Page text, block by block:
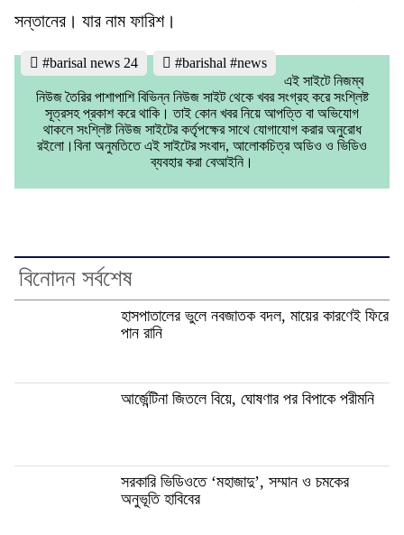
সন্তানের। যার নাম ফারিশ।
#barisal news 24
#barishal #news
এই সাইটে নিজম্ব
নিউজ তৈরির পাশাপাশি বিভিন্ন নিউজ সাইট থেকে খবর সংগ্রহ করে সংশ্লিষ্ট
সূত্রসহ প্রকাশ করে থাকি। তাই কোন খবর নিয়ে আপত্তি বা অভিযোগ
থাকলে সংশ্লিষ্ট নিউজ সাইটের কর্তৃপক্ষের সাথে যোগাযোগ করার অনুরোধ
রইলো।বিনা অনুমতিতে এই সাইটের সংবাদ, আলোকচিত্র অডিও ও ভিডিও
ব্যবহার করা বেআইনি।
বিনোদন সর্বশেষ
হাসপাতালের ভুলে নবজাতক বদল, মায়ের কারণেই ফিরে
পান রানি
আর্জেন্টিনা জিতলে বিয়ে, ঘোষণার পর বিপাকে পরীমনি
সরকারি ভিডিওতে ‘মহাজাদু’, সম্মান ও চমকের
অনুভূতি হাবিবের